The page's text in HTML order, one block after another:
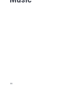
"